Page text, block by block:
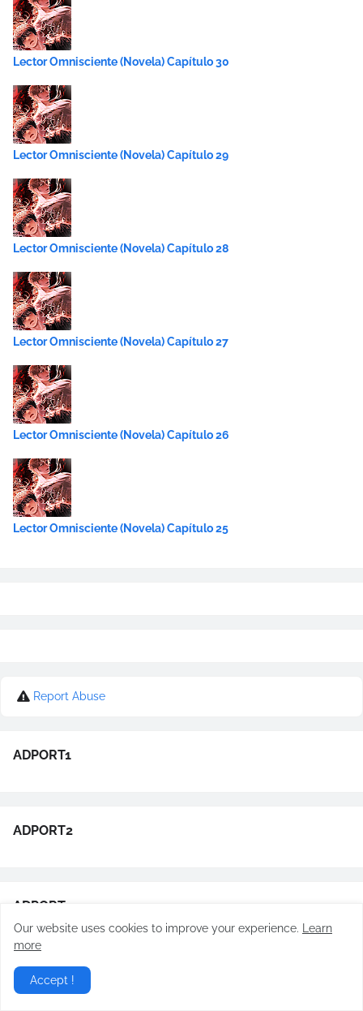
Lector Omnisciente (Novela) Capítulo 30
Lector Omnisciente (Novela) Capítulo 29
Lector Omnisciente (Novela) Capítulo 28
Lector Omnisciente (Novela) Capítulo 27
Lector Omnisciente (Novela) Capítulo 26
Lector Omnisciente (Novela) Capítulo 25
Report Abuse
ADPORT1
ADPORT2
ADPORT3
ADPORT4
Our website uses cookies to improve your experience.
Learn
more
Accept !